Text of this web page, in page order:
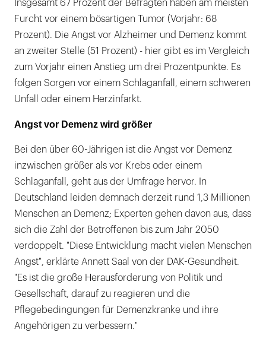
Insgesamt 67 Prozent der Befragten haben am meisten
Furcht vor einem bösartigen Tumor (Vorjahr: 68
Prozent). Die Angst vor Alzheimer und Demenz kommt
an zweiter Stelle (51 Prozent) - hier gibt es im Vergleich
zum Vorjahr einen Anstieg um drei Prozentpunkte. Es
folgen Sorgen vor einem Schlaganfall, einem schweren
Unfall oder einem Herzinfarkt.
Angst vor Demenz wird größer
Bei den über 60-Jährigen ist die Angst vor Demenz
inzwischen größer als vor Krebs oder einem
Schlaganfall, geht aus der Umfrage hervor. In
Deutschland leiden demnach derzeit rund 1,3 Millionen
Menschen an Demenz; Experten gehen davon aus, dass
sich die Zahl der Betroffenen bis zum Jahr 2050
verdoppelt. "Diese Entwicklung macht vielen Menschen
Angst", erklärte Annett Saal von der DAK-Gesundheit.
"Es ist die große Herausforderung von Politik und
Gesellschaft, darauf zu reagieren und die
Pflegebedingungen für Demenzkranke und ihre
Angehörigen zu verbessern."